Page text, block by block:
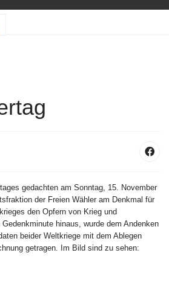
gedachten am Sonntag, 15. November
der Freien Wähler am Denkmal für
den Opfern von Krieg und
hinaus, wurde dem Andenken
beider Weltkriege mit dem Ablegen
getragen. Im Bild sind zu sehen: